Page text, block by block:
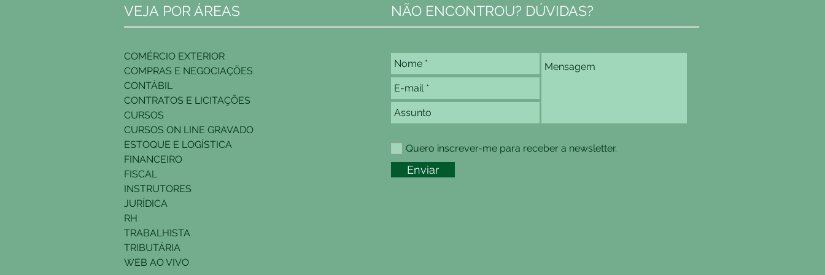
VEJA POR ÁREAS NÃO ENCONTROU? DÚVIDAS?
COMÉRCIO EXTERIOR
COMPRAS E NEGOCIAÇÕES
CONTÁBIL
CONTRATOS E LICITAÇÕES
CURSOS
CURSOS ON LINE GRAVADO
ESTOQUE E LOGÍSTICA
FINANCEIRO
FISCAL
INSTRUTORES
JURÍDICA
RH
TRABALHISTA
TRIBUTÁRIA
WEB AO VIVO
Quero inscrever-me para receber a newsletter.
Enviar